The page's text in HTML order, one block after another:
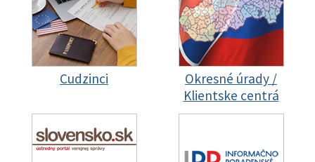
Cudzinci
Okresné úrady /
Klientske centrá